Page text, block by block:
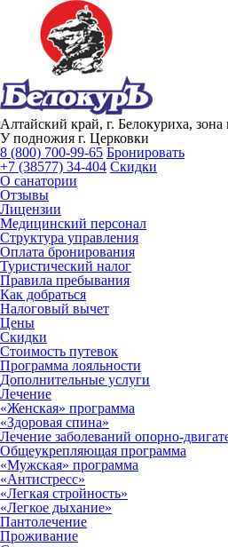
Алтайский край, г. Белокуриха, зона
У подножия г. Церковки
8 (800) 700-99-65 Бронировать
+7 (38577) 34-404 Скидки
О санатории
Отзывы
Лицензии
Медицинский персонал
Структура управления
Оплата бронирования
Туристический налог
Правила пребывания
Как добраться
Налоговый вычет
Цены
Скидки
Стоимость путевок
Программа лояльности
Дополнительные услуги
Лечение
«Женская» программа
«Здоровая спина»
Лечение заболеваний опорно-
Общеукрепляющая программа
«Мужская» программа
«Антистресс»
«Легкая стройность»
«Легкое дыхание»
Пантолечение
Проживание